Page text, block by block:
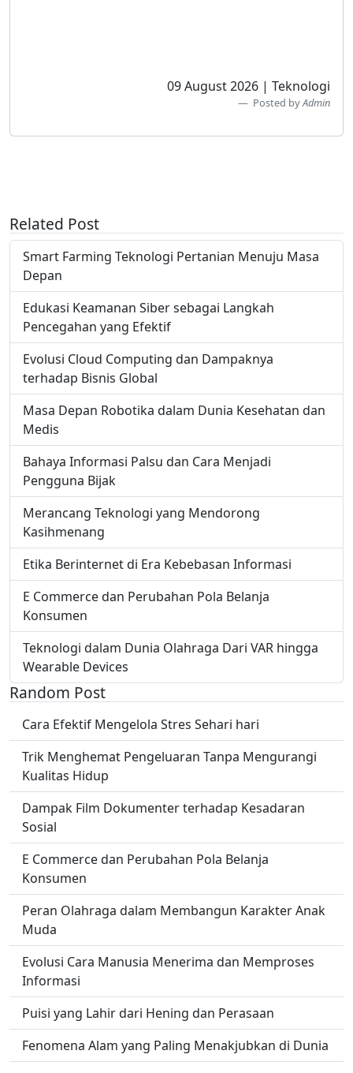
09 August 2026 | Teknologi
Posted byAdmin
Related Post
Smart Farming Teknologi Pertanian Menuju Masa
Depan
Edukasi Keamanan Siber sebagai Langkah
Pencegahan yang Efektif
Evolusi Cloud Computing dan Dampaknya
terhadap Bisnis Global
Masa Depan Robotika dalam Dunia Kesehatan dan
Medis
Bahaya Informasi Palsu dan Cara Menjadi
Pengguna Bijak
Merancang Teknologi yang Mendorong
Kasihmenang
Etika Berinternet di Era Kebebasan Informasi
E Commerce dan Perubahan Pola Belanja
Konsumen
Teknologi dalam Dunia Olahraga Dari VAR hingga
Wearable Devices
Random Post
Cara Efektif Mengelola Stres Sehari hari
Trik Menghemat Pengeluaran Tanpa Mengurangi
Kualitas Hidup
Dampak Film Dokumenter terhadap Kesadaran
Sosial
E Commerce dan Perubahan Pola Belanja
Konsumen
Peran Olahraga dalam Membangun Karakter Anak
Muda
Evolusi Cara Manusia Menerima dan Memproses
Informasi
Puisi yang Lahir dari Hening dan Perasaan
Fenomena Alam yang Paling Menakjubkan di Dunia